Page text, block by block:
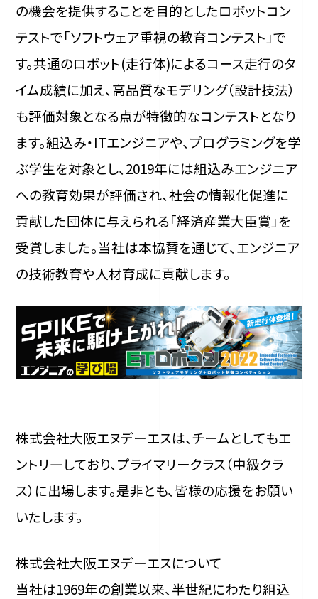
の機会を提供することを目的としたロボットコン
テストで「ソフトウェア重視の教育コンテスト」で
す。共通のロボット(走行体)によるコース走行のタ
イム成績に加え、高品質なモデリング（設計技法）
も評価対象となる点が特徴的なコンテストとなり
ます。組込み・ITエンジニアや、プログラミングを学
ぶ学生を対象とし、2019年には組込みエンジニア
への教育効果が評価され、社会の情報化促進に
貢献した団体に与えられる「経済産業大臣賞」を
受賞しました。当社は本協賛を通じて、エンジニア
の技術教育や人材育成に貢献します。
株式会社大阪エヌデーエスは、チームとしてもエ
ントリ―しており、プライマリークラス（中級クラ
ス）に出場します。是非とも、皆様の応援をお願い
いたします。
株式会社大阪エヌデーエスについて
当社は1969年の創業以来、半世紀にわたり組込